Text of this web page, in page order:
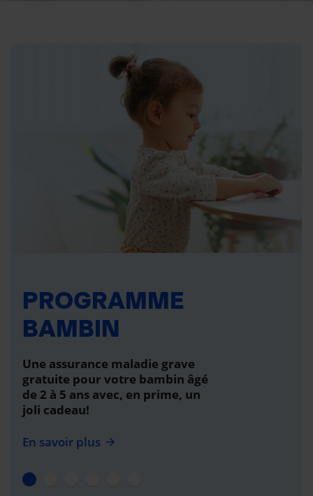
PROGRAMME
BAMBIN
Une assurance maladie grave
gratuite pour votre bambin âgé
de 2 à 5 ans avec, en prime, un
joli cadeau!
En savoir plus